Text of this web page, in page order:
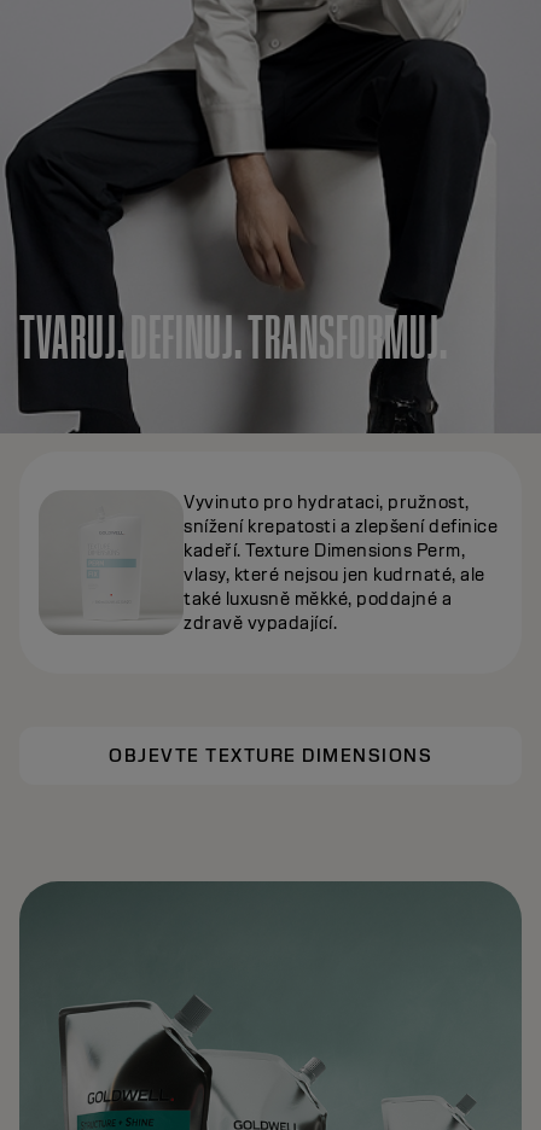
TVARUJ. DEFINUJ. TRANSFORMUJ.
OBJEVTE TEXTURE DIMENSIONS
Vyvinuto pro hydrataci, pružnost,
snížení krepatosti a zlepšení definice
kadeří. Texture Dimensions Perm,
vlasy, které nejsou jen kudrnaté, ale
také luxusně měkké, poddajné a
zdravě vypadající.